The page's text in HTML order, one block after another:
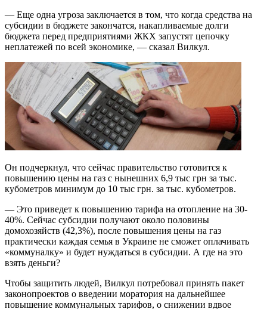
— Еще одна угроза заключается в том, что когда средства на
субсидии в бюджете закончатся, накапливаемые долги
бюджета перед предприятиями ЖКХ запустят цепочку
неплатежей по всей экономике, — сказал Вилкул.
Он подчеркнул, что сейчас правительство готовится к
повышению цены на газ с нынешних 6,9 тыс грн за тыс.
кубометров минимум до 10 тыс грн. за тыс. кубометров.
— Это приведет к повышению тарифа на отопление на 30-
40%. Сейчас субсидии получают около половины
домохозяйств (42,3%), после повышения цены на газ
практически каждая семья в Украине не сможет оплачивать
«коммуналку» и будет нуждаться в субсидии. А где на это
взять деньги?
Чтобы защитить людей, Вилкул потребовал принять пакет
законопроектов о введении моратория на дальнейшее
повышение коммунальных тарифов, о снижении вдвое